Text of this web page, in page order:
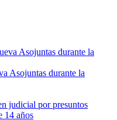
Asojuntas durante la